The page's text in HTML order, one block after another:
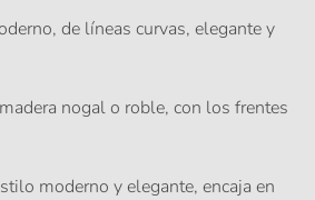
de líneas curvas, elegante y
nogal o roble, con los frentes
moderno y elegante, encaja en